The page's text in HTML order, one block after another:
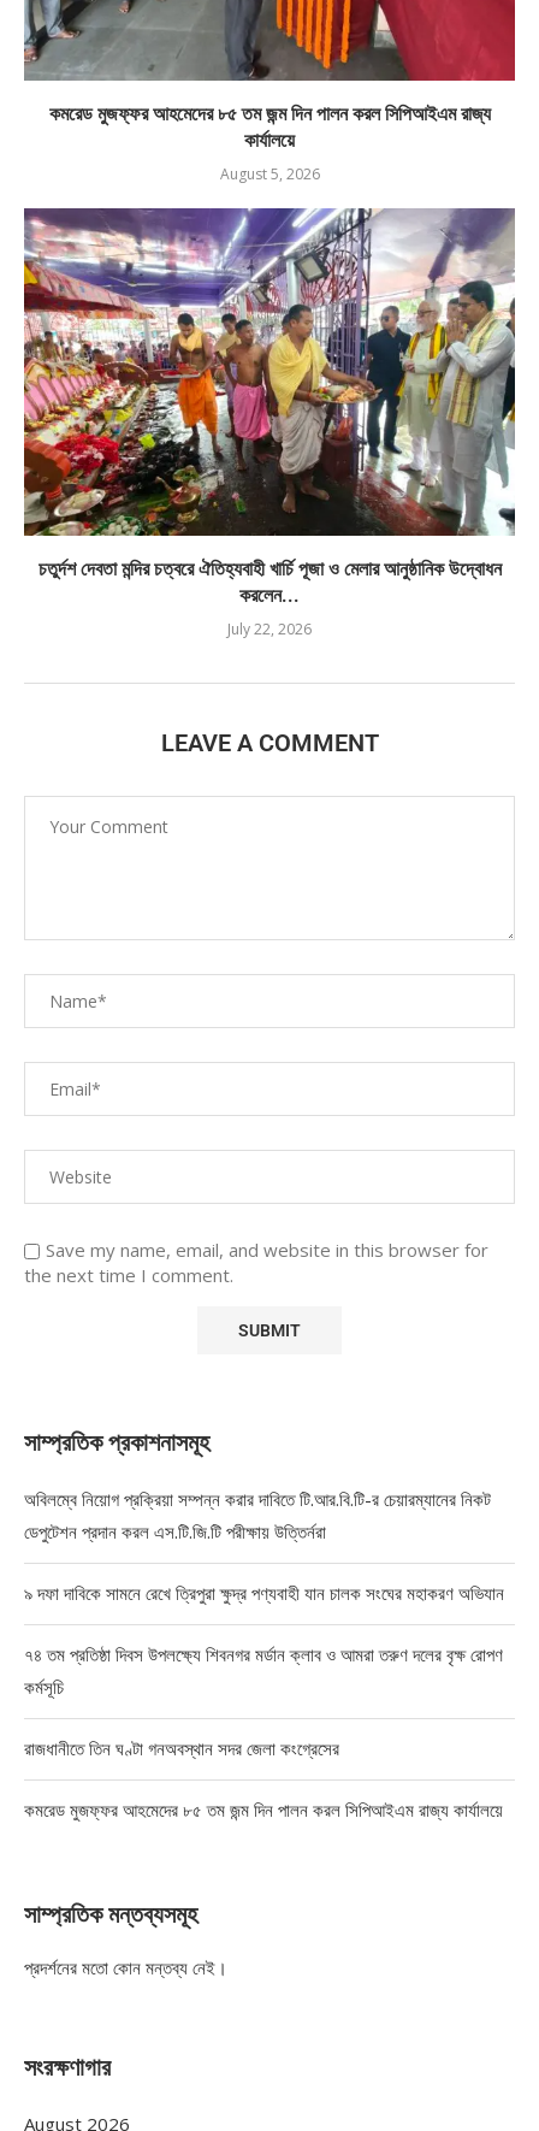
কমরেড মুজফ্ফর আহমেদের ৮৫ তম জন্ম দিন পালন করল সিপিআইএম রাজ্য
কার্যালয়ে
August 5, 2026
চতুর্দশ দেবতা মন্দির চত্বরে ঐতিহ্যবাহী খার্চি পূজা ও মেলার আনুষ্ঠানিক উদ্বোধন
করলেন...
July 22, 2026
LEAVE A COMMENT
Save my name, email, and website in this browser for
the next time I comment.
সাম্প্রতিক প্রকাশনাসমূহ
অবিলম্বে নিয়োগ প্রক্রিয়া সম্পন্ন করার দাবিতে টি.আর.বি.টি-র চেয়ারম্যানের নিকট
ডেপুটেশন প্রদান করল এস.টি.জি.টি পরীক্ষায় উত্তির্নরা
৯ দফা দাবিকে সামনে রেখে ত্রিপুরা ক্ষুদ্র পণ্যবাহী যান চালক সংঘের মহাকরণ অভিযান
৭৪ তম প্রতিষ্ঠা দিবস উপলক্ষ্যে শিবনগর মর্ডান ক্লাব ও আমরা তরুণ দলের বৃক্ষ রোপণ
কর্মসূচি
রাজধানীতে তিন ঘণ্টা গনঅবস্থান সদর জেলা কংগ্রেসের
কমরেড মুজফ্ফর আহমেদের ৮৫ তম জন্ম দিন পালন করল সিপিআইএম রাজ্য কার্যালয়ে
সাম্প্রতিক মন্তব্যসমূহ
প্রদর্শনের মতো কোন মন্তব্য নেই।
সংরক্ষণাগার
August 2026